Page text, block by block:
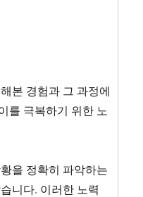
본 경험과 그 과정에
를 극복하기 위한 노
을 정확히 파악하는
니다. 이러한 노력